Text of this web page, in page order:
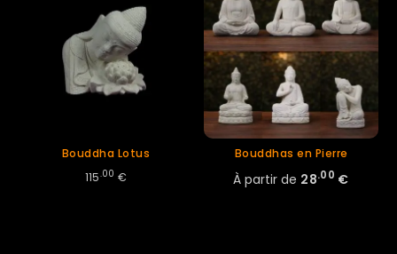
Bouddha Lotus
115.00 €
Bouddhas en Pierre
À partir de 28.00 €